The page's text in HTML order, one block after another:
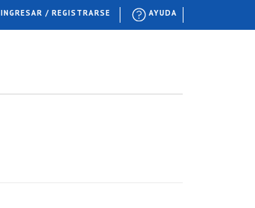
AYUDA
INGRESAR / REGISTRARSE